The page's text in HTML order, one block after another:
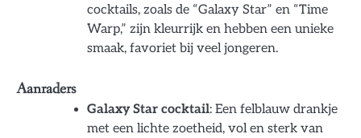
cocktails, zoals de “Galaxy Star” en “Time
Warp,” zijn kleurrijk en hebben een unieke
smaak, favoriet bij veel jongeren.
Aanraders
Galaxy Star cocktail: Een felblauw drankje
met een lichte zoetheid, vol en sterk van